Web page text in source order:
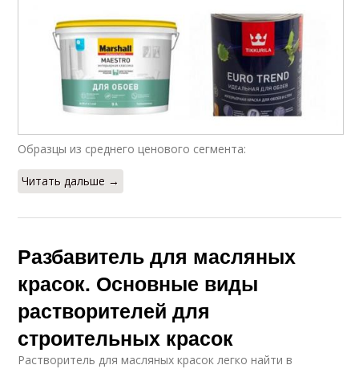
Образцы из среднего ценового сегмента:
Читать дальше →
Разбавитель для масляных
красок. Основные виды
растворителей для
строительных красок
Растворитель для масляных красок легко найти в